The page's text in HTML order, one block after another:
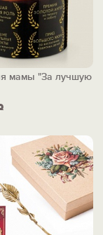
мамы "За лучшую